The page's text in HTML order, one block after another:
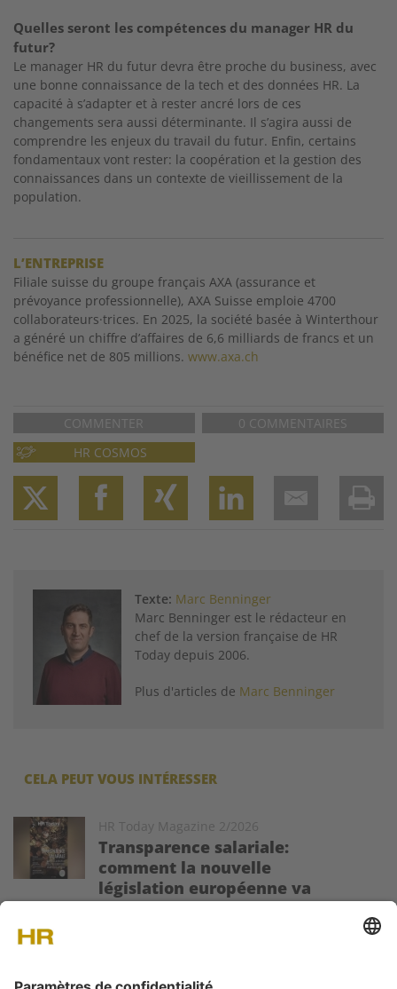
Quelles seront les compétences du manager HR du
futur?
Le manager HR du futur devra être proche du business, avec
une bonne connaissance de la tech et des données HR. La
capacité à s’adapter et à rester ancré lors de ces
changements sera aussi déterminante. Il s’agira aussi de
comprendre les enjeux du travail du futur. Enfin, certains
fondamentaux vont rester: la coopération et la gestion des
connaissances dans un contexte de vieillissement de la
population.
L’ENTREPRISE
Filiale suisse du groupe français AXA (assurance et
prévoyance professionnelle), AXA Suisse emploie 4700
collaborateurs·trices. En 2025, la société basée à Winterthour
a généré un chiffre d’affaires de 6,6 milliards de francs et un
bénéfice net de 805 millions. www.axa.ch
COMMENTER
0 COMMENTAIRES
HR COSMOS
Texte: Marc Benninger
Marc Benninger est le rédacteur en
chef de la version française de HR
Today depuis 2006.
Plus d'articles de Marc Benninger
CELA PEUT VOUS INTÉRESSER
HR Today Magazine 2/2026
Transparence salariale:
comment la nouvelle
législation européenne va
impacter la Suisse
Image
Le nouveau magazine HR Today est sorti! Le dossier de cette
édition se penche sur les enjeux de la nouvelle directive